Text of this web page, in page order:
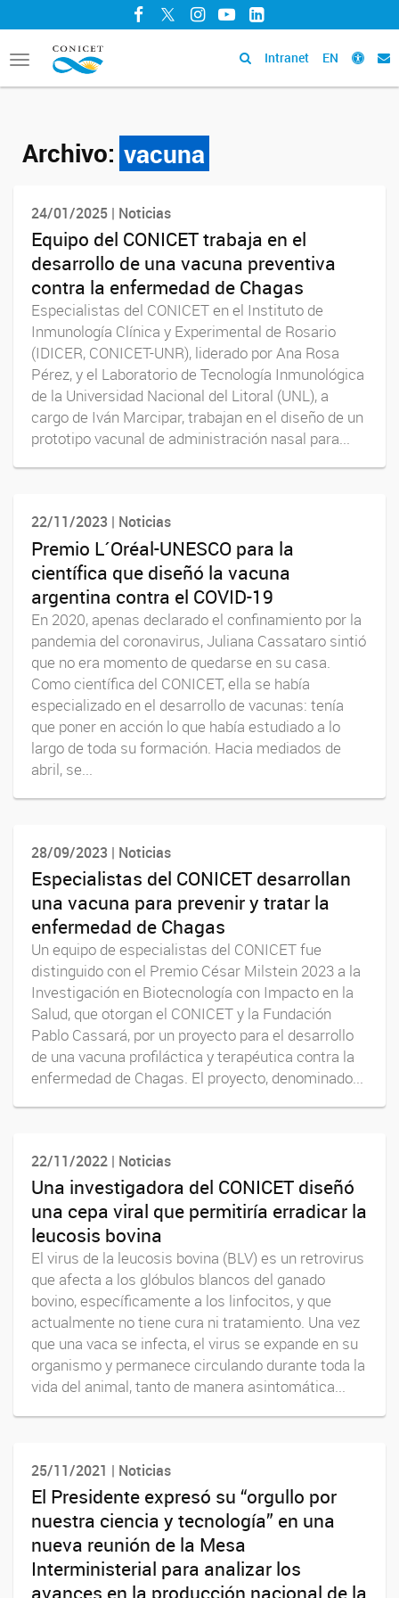
Facebook
TwitterInstagram
YouTubeLinkedIn
Toggle
navigation
Intranet EN
Archivo: vacuna
24/01/2025 | Noticias
Equipo del CONICET trabaja en el
desarrollo de una vacuna preventiva
contra la enfermedad de Chagas
Especialistas del CONICET en el Instituto de
Inmunología Clínica y Experimental de Rosario
(IDICER, CONICET-UNR), liderado por Ana Rosa
Pérez, y el Laboratorio de Tecnología Inmunológica
de la Universidad Nacional del Litoral (UNL), a
cargo de Iván Marcipar, trabajan en el diseño de un
prototipo vacunal de administración nasal para...
22/11/2023 | Noticias
Premio L´Oréal-UNESCO para la
científica que diseñó la vacuna
argentina contra el COVID-19
En 2020, apenas declarado el confinamiento por la
pandemia del coronavirus, Juliana Cassataro sintió
que no era momento de quedarse en su casa.
Como científica del CONICET, ella se había
especializado en el desarrollo de vacunas: tenía
que poner en acción lo que había estudiado a lo
largo de toda su formación. Hacia mediados de
abril, se...
28/09/2023 | Noticias
Especialistas del CONICET desarrollan
una vacuna para prevenir y tratar la
enfermedad de Chagas
Un equipo de especialistas del CONICET fue
distinguido con el Premio César Milstein 2023 a la
Investigación en Biotecnología con Impacto en la
Salud, que otorgan el CONICET y la Fundación
Pablo Cassará, por un proyecto para el desarrollo
de una vacuna profiláctica y terapéutica contra la
enfermedad de Chagas. El proyecto, denominado...
22/11/2022 | Noticias
Una investigadora del CONICET diseñó
una cepa viral que permitiría erradicar la
leucosis bovina
El virus de la leucosis bovina (BLV) es un retrovirus
que afecta a los glóbulos blancos del ganado
bovino, específicamente a los linfocitos, y que
actualmente no tiene cura ni tratamiento. Una vez
que una vaca se infecta, el virus se expande en su
organismo y permanece circulando durante toda la
vida del animal, tanto de manera asintomática...
25/11/2021 | Noticias
El Presidente expresó su “orgullo por
nuestra ciencia y tecnología” en una
nueva reunión de la Mesa
Interministerial para analizar los
avances en la producción nacional de la